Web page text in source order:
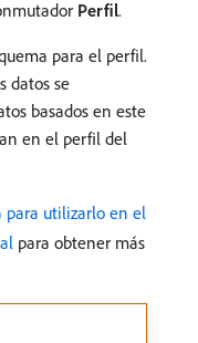
Perfil.
para el perfil.
datos se
basados en este
en el perfil del
para utilizarlo en el
para obtener más